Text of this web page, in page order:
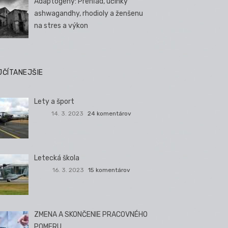
ashwagandhy, rhodioly a ženšenu
na stres a výkon
Lety a šport
14. 3. 2023 24 komentárov
Letecká škola
16. 3. 2023 15 komentárov
ZMENA A SKONČENIE PRACOVNÉHO